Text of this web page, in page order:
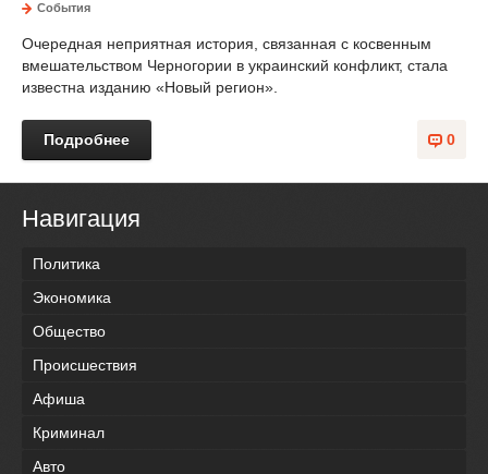
События
Очередная неприятная история, связанная с косвенным
вмешательством Черногории в украинский конфликт, стала
известна изданию «Новый регион».
0
Подробнее
Навигация
Политика
Экономика
Общество
Происшествия
Афиша
Криминал
Авто